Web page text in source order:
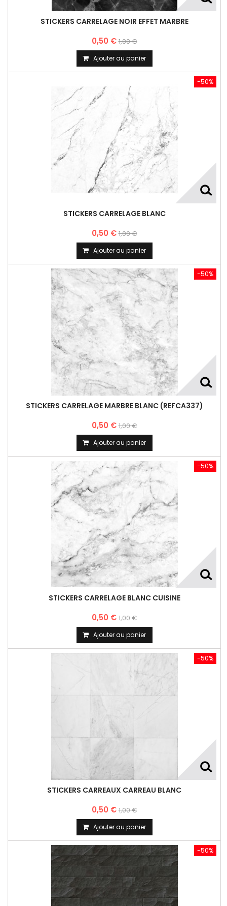
STICKERS CARRELAGE NOIR EFFET MARBRE
0,50 €1,00 €
Ajouter au panier
STICKERS CARRELAGE BLANC
0,50 €1,00 €
-50%
Ajouter au panier
STICKERS CARRELAGE MARBRE BLANC (REFCA337)
0,50 €1,00 €
-50%
Ajouter au panier
STICKERS CARRELAGE BLANC CUISINE
0,50 €1,00 €
-50%
Ajouter au panier
STICKERS CARREAUX CARREAU BLANC
0,50 €1,00 €
-50%
Ajouter au panier
-50%